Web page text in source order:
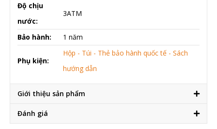
Độ chịu
nước:
3ATM
Bảo hành: 1 năm
Phụ kiện:
Hộp - Túi - Thẻ bảo hành quốc tế - Sách
hướng dẫn
Giới thiệu sản phẩm
Đánh giá